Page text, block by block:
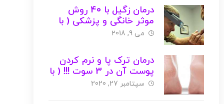
درمان زگیل با 40 روش
موثر خانگی و پزشکی ( با
عکس )
می 9, 2018
درمان ترک پا و نرم کردن
پوست آن در 3 سوت !!! ( با
عکس )
سپتامبر 27, 2020